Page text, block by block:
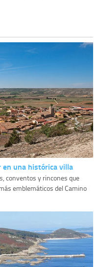
en una histórica villa
conventos y rincones que
emblemáticos del Camino